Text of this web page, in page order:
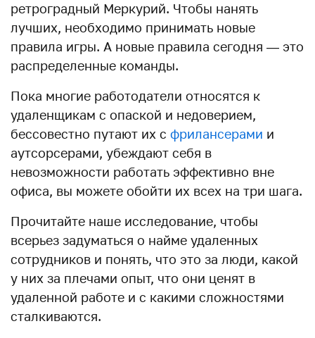
ретроградный Меркурий. Чтобы нанять
лучших, необходимо принимать новые
правила игры. А новые правила сегодня — это
распределенные команды.
Пока многие работодатели относятся к
удаленщикам с опаской и недоверием,
бессовестно путают их с фрилансерами и
аутсорсерами, убеждают себя в
невозможности работать эффективно вне
офиса, вы можете обойти их всех на три шага.
Прочитайте наше исследование, чтобы
всерьез задуматься о найме удаленных
сотрудников и понять, что это за люди, какой
у них за плечами опыт, что они ценят в
удаленной работе и с какими сложностями
сталкиваются.